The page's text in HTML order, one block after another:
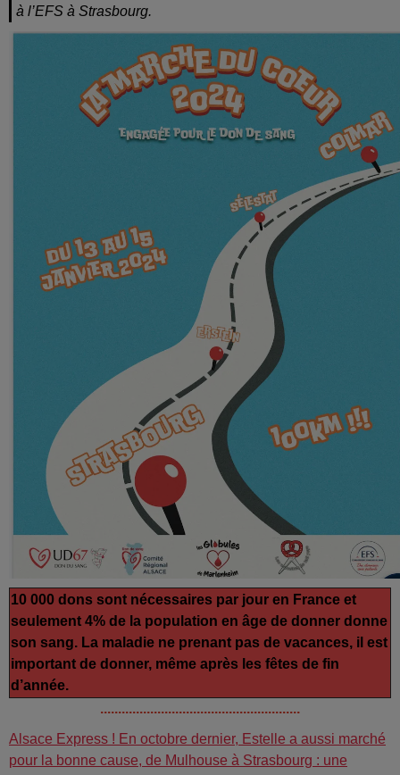
à l’EFS à Strasbourg.
10 000 dons sont nécessaires par jour en France et
seulement 4% de la population en âge de donner donne
son sang. La maladie ne prenant pas de vacances, il est
important de donner, même après les fêtes de fin
d’année.
........................................................
Alsace Express ! En octobre dernier, Estelle a aussi marché
pour la bonne cause, de Mulhouse à Strasbourg : une